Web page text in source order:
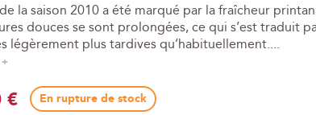
la saison 2010 a été marqué par la fraîcheur
douces se sont prolongées, ce qui s’est traduit
légèrement plus tardives qu’habituellement....
€ En rupture de stock